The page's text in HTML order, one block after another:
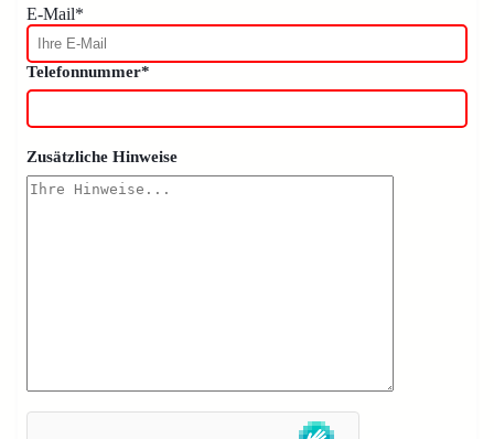
E-Mail*
Telefonnummer*
Zusätzliche Hinweise